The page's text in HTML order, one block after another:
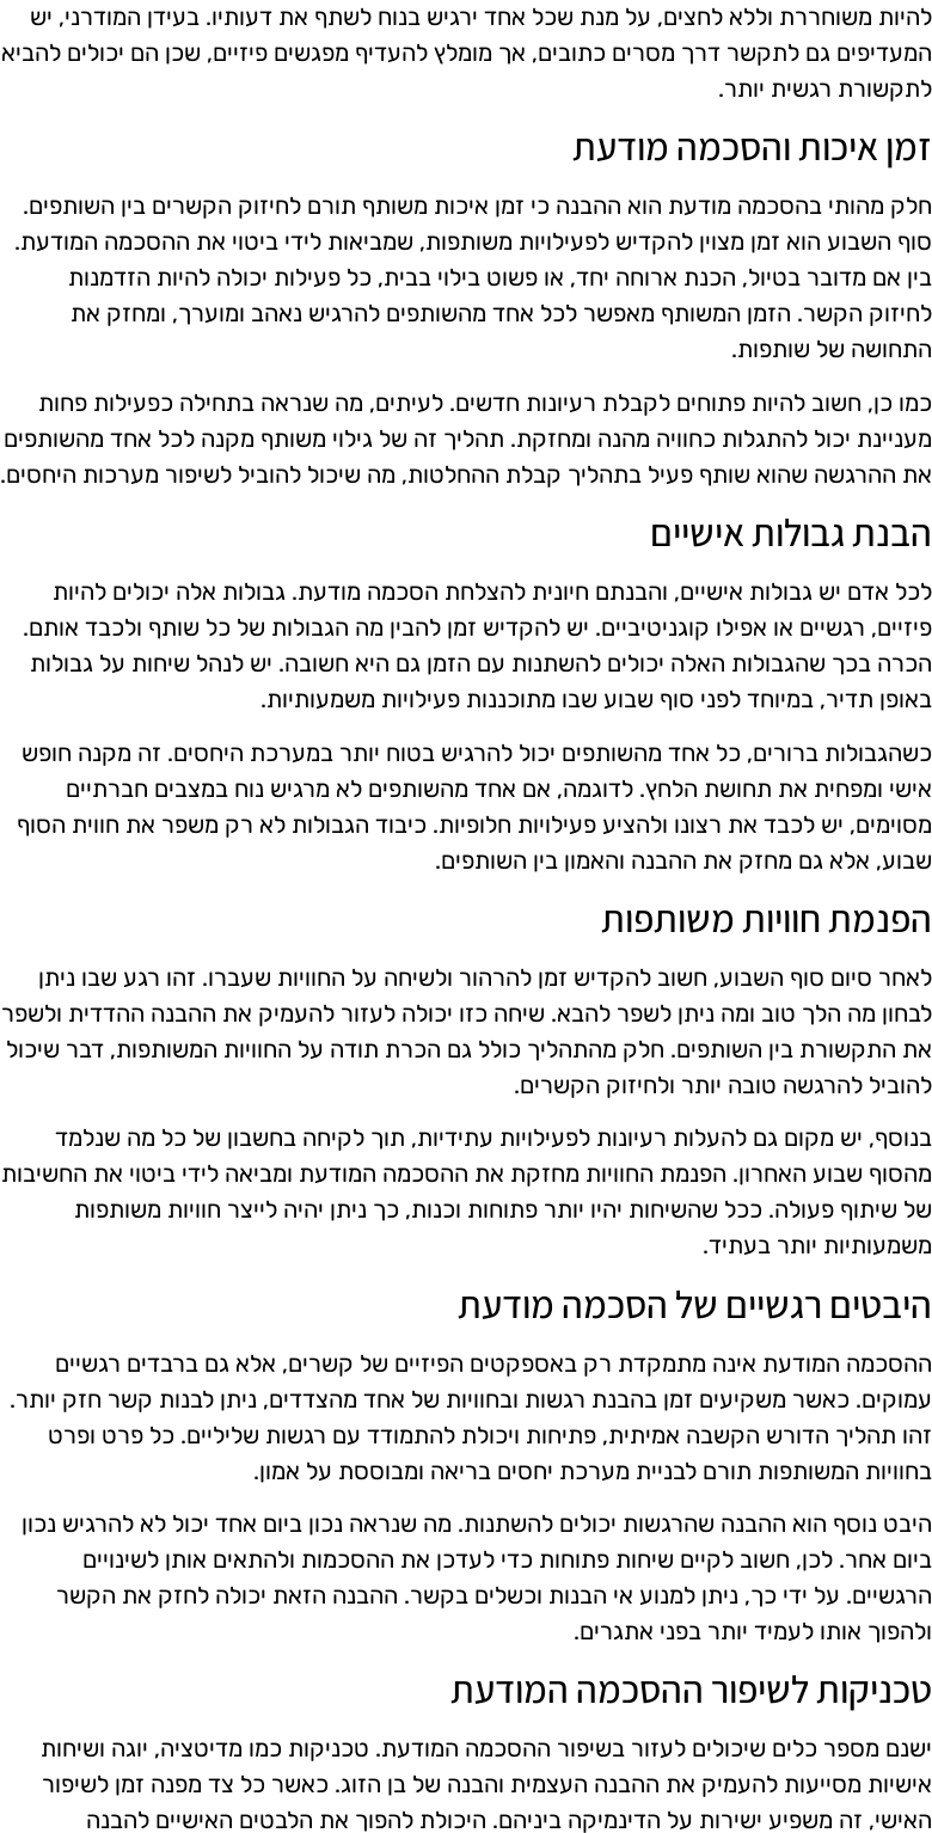
להיות משוחררת וללא לחצים, על מנת שכל אחד ירגיש בנוח לשתף את דעותיו. בעידן המודרני, יש
המעדיפים גם לתקשר דרך מסרים כתובים, אך מומלץ להעדיף מפגשים פיזיים, שכן הם יכולים להביא
לתקשורת רגשית יותר.
זמן איכות והסכמה מודעת
חלק מהותי בהסכמה מודעת הוא ההבנה כי זמן איכות משותף תורם לחיזוק הקשרים בין השותפים.
סוף השבוע הוא זמן מצוין להקדיש לפעילויות משותפות, שמביאות לידי ביטוי את ההסכמה המודעת.
בין אם מדובר בטיול, הכנת ארוחה יחד, או פשוט בילוי בבית, כל פעילות יכולה להיות הזדמנות
לחיזוק הקשר. הזמן המשותף מאפשר לכל אחד מהשותפים להרגיש נאהב ומוערך, ומחזק את
התחושה של שותפות.
כמו כן, חשוב להיות פתוחים לקבלת רעיונות חדשים. לעיתים, מה שנראה בתחילה כפעילות פחות
מעניינת יכול להתגלות כחוויה מהנה ומחזקת. תהליך זה של גילוי משותף מקנה לכל אחד מהשותפים
את ההרגשה שהוא שותף פעיל בתהליך קבלת ההחלטות, מה שיכול להוביל לשיפור מערכות היחסים.
הבנת גבולות אישיים
לכל אדם יש גבולות אישיים, והבנתם חיונית להצלחת הסכמה מודעת. גבולות אלה יכולים להיות
פיזיים, רגשיים או אפילו קוגניטיביים. יש להקדיש זמן להבין מה הגבולות של כל שותף ולכבד אותם.
הכרה בכך שהגבולות האלה יכולים להשתנות עם הזמן גם היא חשובה. יש לנהל שיחות על גבולות
באופן תדיר, במיוחד לפני סוף שבוע שבו מתוכננות פעילויות משמעותיות.
כשהגבולות ברורים, כל אחד מהשותפים יכול להרגיש בטוח יותר במערכת היחסים. זה מקנה חופש
אישי ומפחית את תחושת הלחץ. לדוגמה, אם אחד מהשותפים לא מרגיש נוח במצבים חברתיים
מסוימים, יש לכבד את רצונו ולהציע פעילויות חלופיות. כיבוד הגבולות לא רק משפר את חווית הסוף
שבוע, אלא גם מחזק את ההבנה והאמון בין השותפים.
הפנמת חוויות משותפות
לאחר סיום סוף השבוע, חשוב להקדיש זמן להרהור ולשיחה על החוויות שעברו. זהו רגע שבו ניתן
לבחון מה הלך טוב ומה ניתן לשפר להבא. שיחה כזו יכולה לעזור להעמיק את ההבנה ההדדית ולשפר
את התקשורת בין השותפים. חלק מהתהליך כולל גם הכרת תודה על החוויות המשותפות, דבר שיכול
להוביל להרגשה טובה יותר ולחיזוק הקשרים.
בנוסף, יש מקום גם להעלות רעיונות לפעילויות עתידיות, תוך לקיחה בחשבון של כל מה שנלמד
מהסוף שבוע האחרון. הפנמת החוויות מחזקת את ההסכמה המודעת ומביאה לידי ביטוי את החשיבות
של שיתוף פעולה. ככל שהשיחות יהיו יותר פתוחות וכנות, כך ניתן יהיה לייצר חוויות משותפות
משמעותיות יותר בעתיד.
היבטים רגשיים של הסכמה מודעת
ההסכמה המודעת אינה מתמקדת רק באספקטים הפיזיים של קשרים, אלא גם ברבדים רגשיים
עמוקים. כאשר משקיעים זמן בהבנת רגשות ובחוויות של אחד מהצדדים, ניתן לבנות קשר חזק יותר.
זהו תהליך הדורש הקשבה אמיתית, פתיחות ויכולת להתמודד עם רגשות שליליים. כל פרט ופרט
בחוויות המשותפות תורם לבניית מערכת יחסים בריאה ומבוססת על אמון.
היבט נוסף הוא ההבנה שהרגשות יכולים להשתנות. מה שנראה נכון ביום אחד יכול לא להרגיש נכון
ביום אחר. לכן, חשוב לקיים שיחות פתוחות כדי לעדכן את ההסכמות ולהתאים אותן לשינויים
הרגשיים. על ידי כך, ניתן למנוע אי הבנות וכשלים בקשר. ההבנה הזאת יכולה לחזק את הקשר
ולהפוך אותו לעמיד יותר בפני אתגרים.
טכניקות לשיפור ההסכמה המודעת
ישנם מספר כלים שיכולים לעזור בשיפור ההסכמה המודעת. טכניקות כמו מדיטציה, יוגה ושיחות
אישיות מסייעות להעמיק את ההבנה העצמית והבנה של בן הזוג. כאשר כל צד מפנה זמן לשיפור
האישי, זה משפיע ישירות על הדינמיקה ביניהם. היכולת להפוך את הלבטים האישיים להבנה